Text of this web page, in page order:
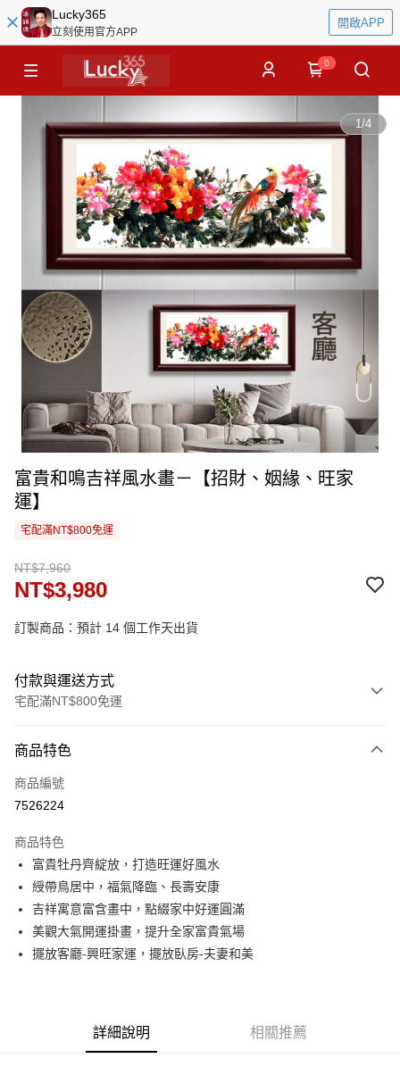
Lucky365
立刻使用官方APP
開啟APP
0
1/4
富貴和鳴吉祥風水畫－【招財、姻緣、旺家
運】
宅配滿NT$800免運
NT$7,960
NT$3,980
訂製商品：預計 14 個工作天出貨
付款與運送方式
宅配滿NT$800免運
信用卡一次付款
信用卡分期付款
合作金庫商業銀行
華南商業銀行
彰化商業銀行
上海商業儲蓄銀行
台北富邦商業銀行
國泰世華商業銀行
兆豐國際商業銀行
臺灣中小企業銀行
台中商業銀行
匯豐（台灣）商業銀行
華泰商業銀行
聯邦商業銀行
遠東國際商業銀行
台灣樂天信用卡公司
6 期 0 利率 每期
華南商業銀行
彰化商業銀行
上海商業儲蓄銀行
台北富邦商業銀行
國泰世華商業銀行
兆豐國際商業銀行
臺灣中小企業銀行
台中商業銀行
玉山商業銀行
星展（台灣）商業銀行
12 期 0 利率 每期NT$331
合作金庫商業銀行
第一商業銀行
上海商業儲蓄銀行
台北富邦商業銀行
國泰世華商業銀行
兆豐國際商業銀行
元大商業銀行
永豐商業銀行
玉山商業銀行
LINE Pay
Apple Pay
商品特色
商品編號
7526224
商品特色
富貴牡丹齊綻放，打造旺運好風水
綬帶鳥居中，福氣降臨、長壽安康
吉祥寓意富含畫中，點綴家中好運圓滿
美觀大氣開運掛畫，提升全家富貴氣場
擺放客廳-興旺家運，擺放臥房-夫妻和美
詳細說明 相關推薦